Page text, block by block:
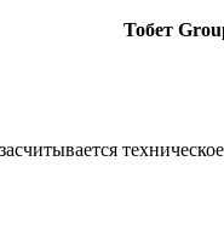
Тобет